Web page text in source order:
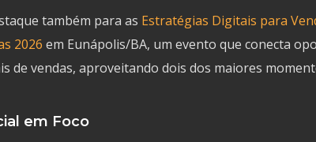
também para as Estratégias Digitais para
2026 em Eunápolis/BA, um evento que conecta
de vendas, aproveitando dois dos maiores
em Foco